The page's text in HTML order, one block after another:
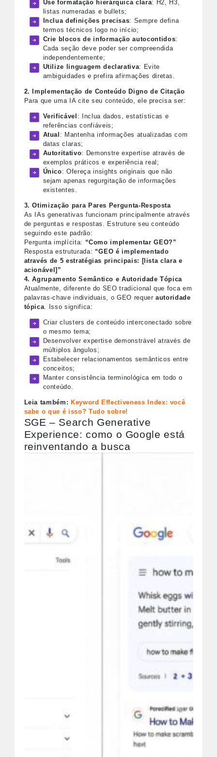
Use formatação hierárquica clara: H2, H3,
listas numeradas e bullets;
Inclua definições precisas: Sempre defina
termos técnicos logo no início;
Crie blocos de informação autocontidos:
Cada seção deve poder ser compreendida
independentemente;
Utilize linguagem declarativa: Evite
ambiguidades e prefira afirmações diretas.
2. Implementação de Conteúdo Digno de Citação
Para que uma IA cite seu conteúdo, ele precisa ser:
Verificável : Inclua dados, estatísticas e
referências confiáveis;
Atual : Mantenha informações atualizadas com
datas claras;
Autoritativo: Demonstre expertise através de
exemplos práticos e experiência real;
Único: Ofereça insights originais que não
sejam apenas regurgitação de informações
existentes.
3. Otimização para Pares Pergunta-Resposta
As IAs generativas funcionam principalmente através
de perguntas e respostas. Estruture seu conteúdo
seguindo este padrão:
Pergunta implícita: “Como implementar GEO?”
Resposta estruturada: “GEO é implementado
através de 5 estratégias principais: [lista clara e
acionável]”
4. Agrupamento Semântico e Autoridade Tópica
Atualmente, diferente do SEO tradicional que foca em
palavras-chave individuais, o GEO requerautoridade
tópica . Isso significa:
Criar clusters de conteúdo interconectado sobre
o mesmo tema;
Desenvolver expertise demonstrável através de
múltiplos ângulos;
Estabelecer relacionamentos semânticos entre
conceitos;
Manter consistência terminológica em todo o
conteúdo.
Leia também: Keyword Effectiveness Index: você
sabe o que é isso? Tudo sobre!
SGE – Search Generative
Experience: como o Google está
reinventando a busca